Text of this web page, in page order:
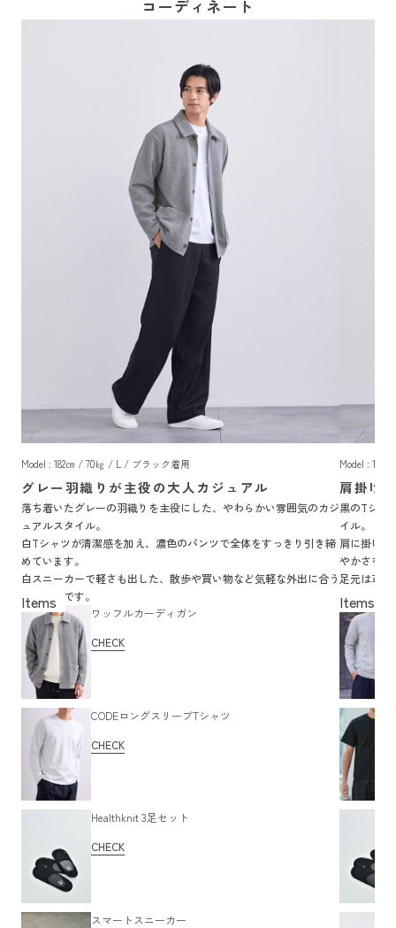
コーディネート
Model : 182㎝ / 70㎏ / L / ブラック着用
グレー羽織りが主役の大人カジュアル
落ち着いたグレーの羽織りを主役にした、やわらかい雰囲気のカジ
ュアルスタイル。
白Tシャツが清潔感を加え、濃色のパンツで全体をすっきり引き締
めています。
白スニーカーで軽さも出した、散歩や買い物など気軽な外出に合う
着こなしです。
ワッフルカーディガン
CHECK
CODEロングスリーブTシャツ
CHECK
Healthknit 3足セット
CHECK
スマートスニーカー
Model : 183
肩掛け
黒のTシャ
イル。
肩に掛け
やかさを加
足元は革
囲気の着